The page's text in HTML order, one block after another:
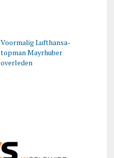
Voormalig Lufthansa-
topman Mayrhuber
overleden